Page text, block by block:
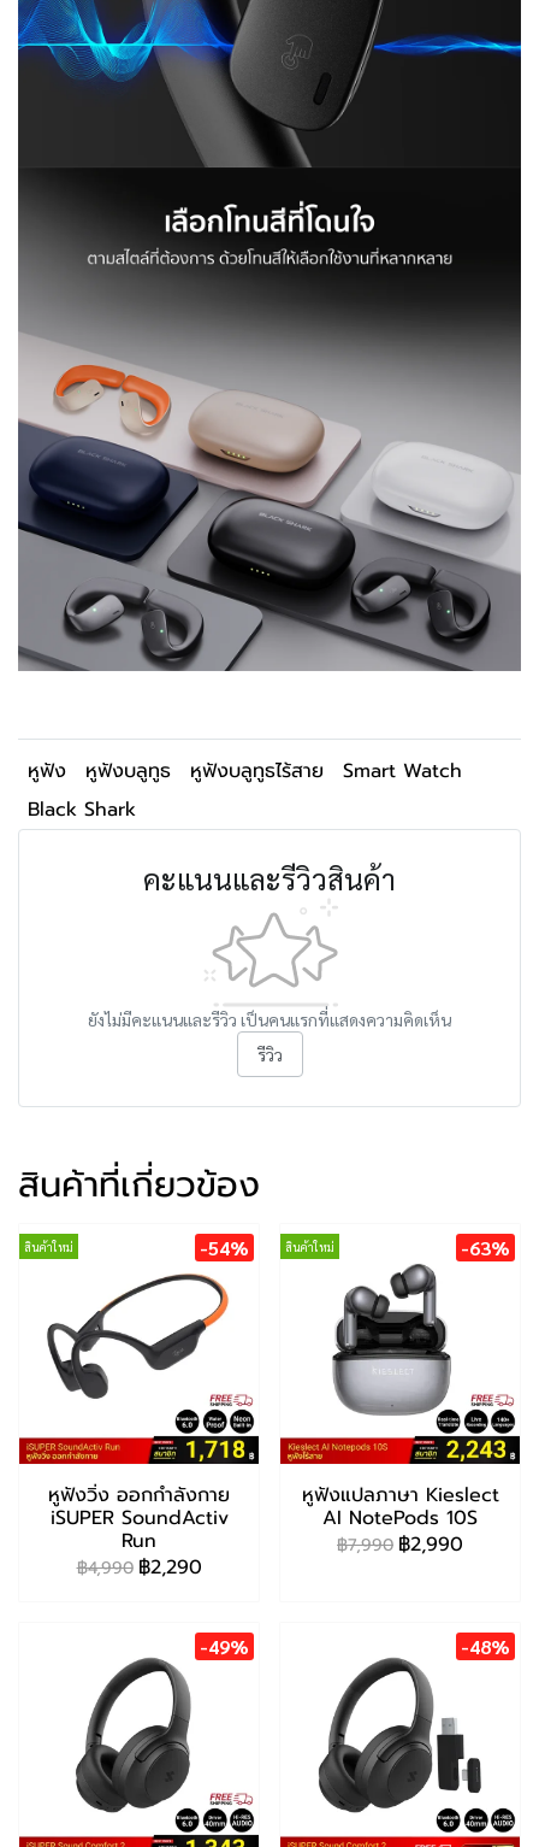
หูฟัง หูฟังบลูทูธ หูฟังบลูทูธไร้สาย
Smart Watch
Black Shark
คะแนนและรีวิวสินค้า
ยังไม่มีคะแนนและรีวิว เป็นคนแรกที่แสดงความคิดเห็น
รีวิว
สินค้าที่เกี่ยวข้อง
สินค้าใหม่ -54%
หูฟังวิ่ง ออกกำลังกาย
iSUPER SoundActiv
Run
฿4,990 ฿2,290
สินค้าใหม่ -63%
หูฟังแปลภาษา Kieslect
AI NotePods 10S
฿7,990 ฿2,990
-49% -48%